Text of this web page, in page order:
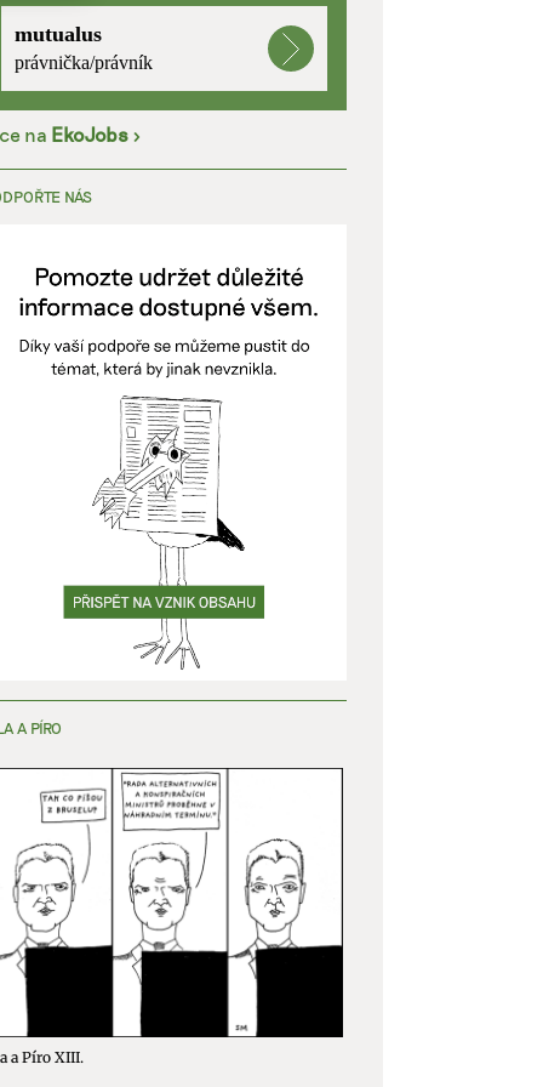
aktivní
mutualus
právnička/právník
na EkoJobs >
NÁS
A PÍRO
a Píro XIII.